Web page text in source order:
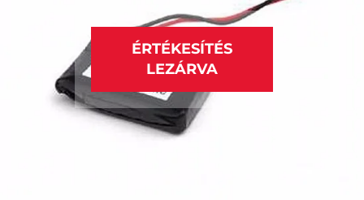
ÉRTÉKESÍTÉS
LEZÁRVA